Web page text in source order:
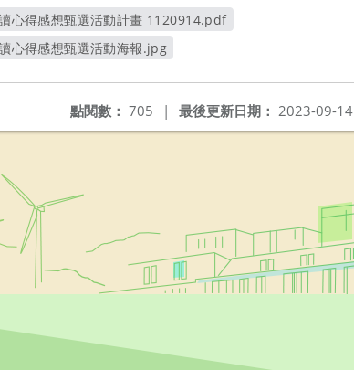
心得感想甄選活動計畫 1120914.pdf
新視窗
心得感想甄選活動海報.jpg
最後更新日期： 2023-09-14
點閱數： 705 |